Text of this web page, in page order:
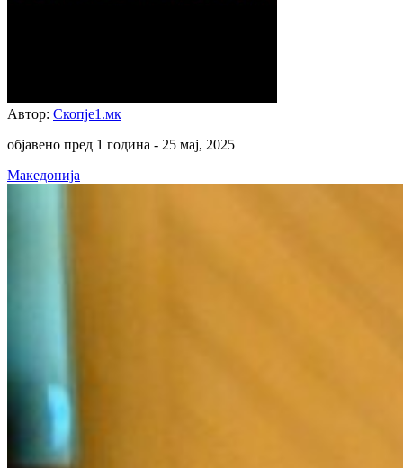
Автор: Скопје1.мк
објавено пред 1 година - 25 мај, 2025
Македонија